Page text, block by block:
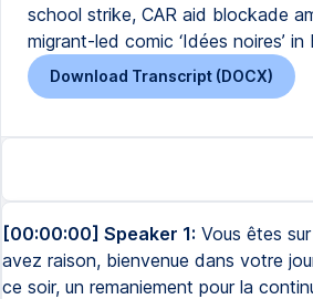
school strike, CAR aid blockade
migrant-led comic ‘Idées noires’ in
Download Transcript (DOCX)
[00:00:00] Speaker 1: Vous êtes
avez raison, bienvenue dans votre
ce soir, un remaniement pour la